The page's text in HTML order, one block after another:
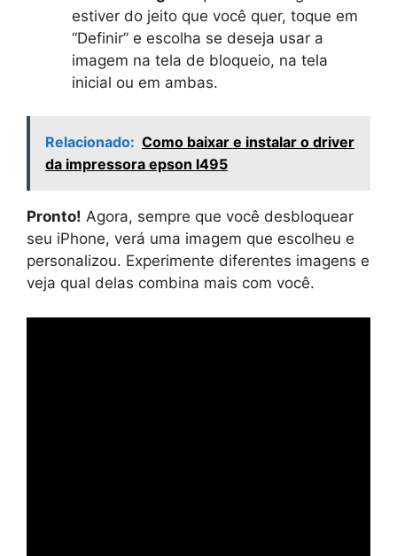
estiver do jeito que você quer, toque em
“Definir” e escolha se deseja usar a
imagem na tela de bloqueio, na tela
inicial ou em ambas.
Relacionado: Como baixar e instalar o driver
da impressora epson l495
Pronto! Agora, sempre que você desbloquear
seu iPhone, verá uma imagem que escolheu e
personalizou. Experimente diferentes imagens e
veja qual delas combina mais com você.